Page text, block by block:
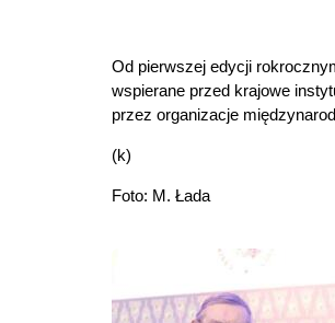
Od pierwszej edycji
wspierane przed krajowe
przez organizacje
(k)
Foto: M. Łada